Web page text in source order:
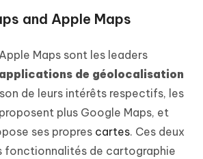
and Apple Maps
Maps sont les leaders
applications de géolocalisation
de leurs intérêts respectifs, les
plus Google Maps, et
ses propres cartes. Ces deux
fonctionnalités de cartographie